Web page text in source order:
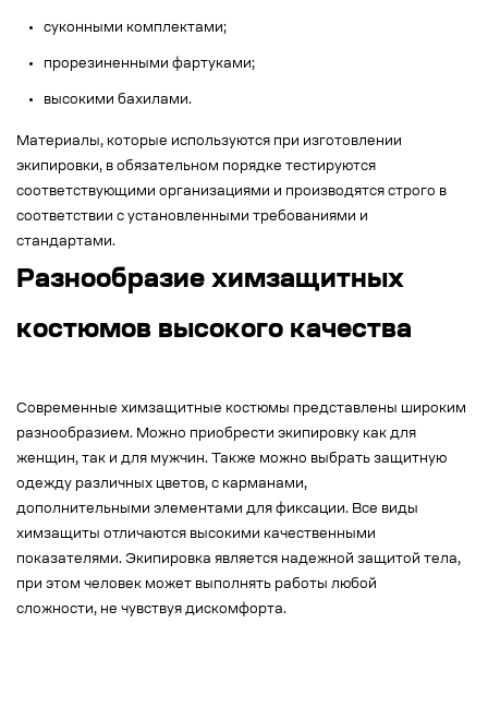
суконными комплектами;
прорезиненными фартуками;
высокими бахилами.
Материалы, которые используются при изготовлении
экипировки, в обязательном порядке тестируются
соответствующими организациями и производятся строго в
соответствии с установленными требованиями и
стандартами.
Разнообразие химзащитных
костюмов высокого качества
Современные химзащитные костюмы представлены широким
разнообразием. Можно приобрести экипировку как для
женщин, так и для мужчин. Также можно выбрать защитную
одежду различных цветов, с карманами,
дополнительными элементами для фиксации. Все виды
химзащиты отличаются высокими качественными
показателями. Экипировка является надежной защитой тела,
при этом человек может выполнять работы любой
сложности, не чувствуя дискомфорта.